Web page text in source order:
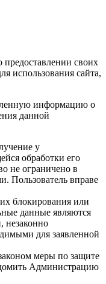
своих
использования сайта,
информацию о
данной
у
обработки его
не ограничено в
Пользователь вправе
блокирования или
данные являются
незаконно
для заявленной
меры по защите
Администрацию